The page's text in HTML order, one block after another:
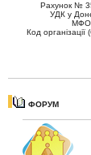
Рахунок №
УДК у
МФО
Код
ФОРУМ